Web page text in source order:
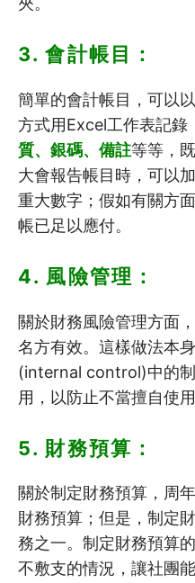
3. 會計帳目：
簡單的會計帳目，可以以
方式用Excel工作表記錄
質、銀碼、備註等等，
大會報告帳目時，可以
重大數字；假如有關方
帳已足以應付。
4. 風險管理：
關於財務風險管理方面
名方有效。這樣做法本
(internal control)中的
用，以防止不當擅自使用
5. 財務預算：
關於制定財務預算，周
財務預算；但是，制定
務之一。制定財務預算
不敷支的情況，讓社團